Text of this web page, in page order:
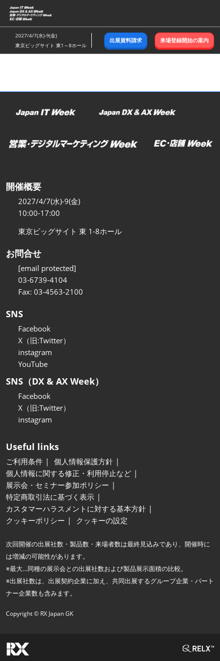
ス
キ
ッ
し
む
2027/4/7(水)-9(金)
東京ビッグサイト 東1～8ホール
出展資料請求 来場登録開始の案内
開催概要
2027/4/7(水)-9(金)
10:00-17:00
東京ビッグサイト 東 1-8ホール
お問合せ
[email protected]
03-6739-4104
Fax: 03-4563-2100
SNS
Facebook
X（旧:Twitter）
instagram
YouTube
SNS（DX & AX Week）
Facebook
X（旧:Twitter）
instagram
Useful links
ご利用条件
個人情報保護方針
個人情報に関する修正・利用停止など
展示会・セミナー参加ポリシー
特定商取引法に基づく表示
カスタマーハラスメントに対する基本方針
クッキーポリシー
クッキーの設定
次回開催の出展社数・製品数・来場者数は最終見込みであり、開催時に
は増減の可能性があります。
※最大…同種の展示会との出展社数および製品展示面積の比較。
※出展社数は、出展契約企業に加え、共同出展するグループ企業・パート
ナー企業数も含みます。
Copyright © RX Japan GK